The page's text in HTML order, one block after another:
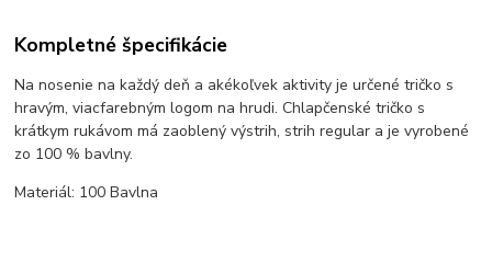
Kompletné špecifikácie
Na nosenie na každý deň a akékoľvek aktivity je určené tričko s
hravým, viacfarebným logom na hrudi. Chlapčenské tričko s
krátkym rukávom má zaoblený výstrih, strih regular a je vyrobené
zo 100 % bavlny.
Materiál: 100 Bavlna